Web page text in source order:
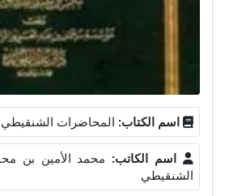
اسم الكتاب: المحاضرات الشنقيطي
اسم الكاتب: محمد الأمين بن
الشنقيطي